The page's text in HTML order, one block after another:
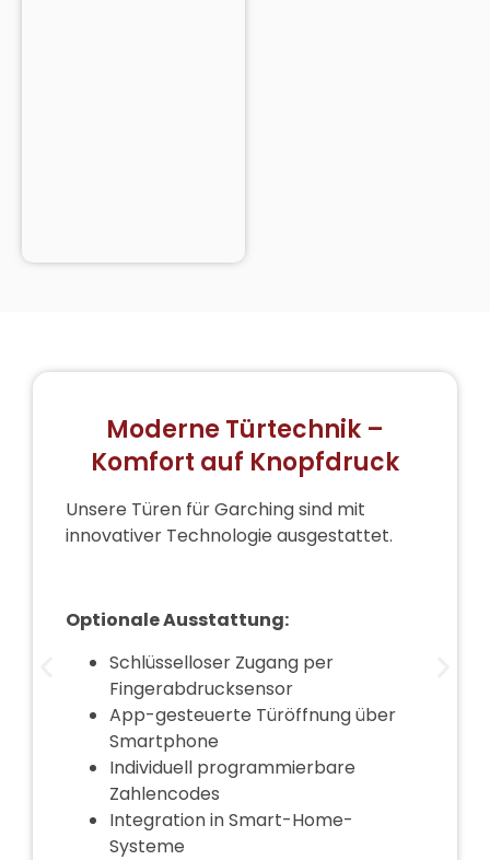
Moderne Türtechnik –
Komfort auf Knopfdruck
Unsere Türen für Garchingsind mit
innovativer Technologie ausgestattet.
Optionale Ausstattung:
Schlüsselloser Zugang per
Fingerabdrucksensor
App-gesteuerte Türöffnung über
Smartphone
Individuell programmierbare
Zahlencodes
Integration in Smart-Home-
Systeme